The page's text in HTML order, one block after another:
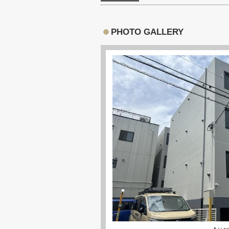
PHOTO GALLERY